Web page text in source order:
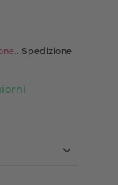
. Spedizione